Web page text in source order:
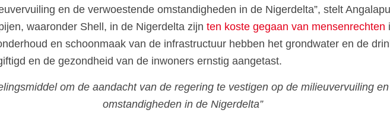
en de verwoestende omstandigheden in de Nigerdelta”, stelt
waaronder Shell, in de Nigerdelta zijn ten koste gegaan van mensenrechten
en schoonmaak van de infrastructuur hebben het grondwater en de
en de gezondheid van de inwoners ernstig aangetast.
om de aandacht van de regering te vestigen op de milieuvervuiling
omstandigheden in de Nigerdelta”